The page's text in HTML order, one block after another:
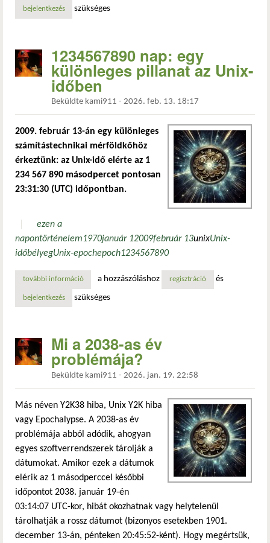
bejelentkezés szükséges
1234567890 nap: egy
különleges pillanat az Unix-
időben
Beküldte kami911 - 2026. feb. 13. 18:17
2009. február 13-án egy különleges
számítástechnikai mérföldkőhöz
érkeztünk: az Unix-idő elérte az 1
234 567 890 másodpercet pontosan
23:31:30 (UTC) időpontban.
ezen a
napontörténelem1970január 12009február 13unixUnix-
időbélyegUnix-epochepoch1234567890
további információ1234567890 nap: egy különleges pillanat az unix-időben
a hozzászóláshoz regisztráció és
bejelentkezés szükséges
Mi a 2038-as év
problémája?
Beküldte kami911 - 2026. jan. 19. 22:58
Más néven Y2K38 hiba, Unix Y2K hiba
vagy Epochalypse. A 2038-as év
problémája abból adódik, ahogyan
egyes szoftverrendszerek tárolják a
dátumokat. Amikor ezek a dátumok
elérik az 1 másodperccel későbbi
időpontot 2038. január 19-én
03:14:07 UTC-kor, hibát okozhatnak vagy helytelenül
tárolhatják a rossz dátumot (bizonyos esetekben 1901.
december 13-án, pénteken 20:45:52-ként). Hogy megértsük,